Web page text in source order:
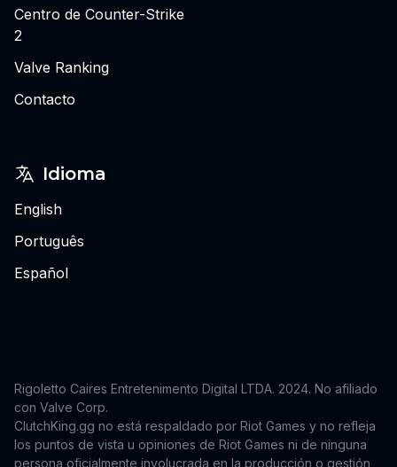
Centro de Counter-Strike
2
Valve Ranking
Contacto
Idioma
English
Português
Español
Rigoletto Caires Entretenimento Digital LTDA. 2024. No afiliado
con Valve Corp.
ClutchKing.gg no está respaldado por Riot Games y no refleja
los puntos de vista u opiniones de Riot Games ni de ninguna
persona oficialmente involucrada en la producción o gestión